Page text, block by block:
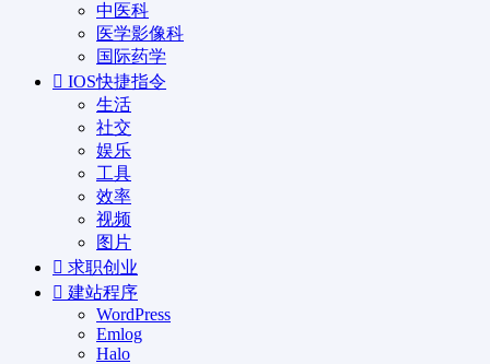
中医科
医学影像科
国际药学
IOS快捷指令
生活
社交
娱乐
工具
效率
视频
图片
求职创业
建站程序
WordPress
Emlog
Halo